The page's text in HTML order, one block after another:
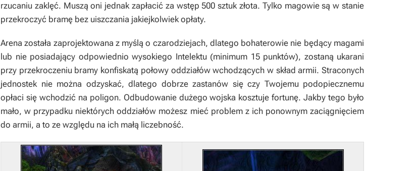
rzucaniu zaklęć. Muszą oni jednak zapłacić za wstęp 500 sztuk złota. Tylko magowie są w stanie
przekroczyć bramę bez uiszczania jakiejkolwiek opłaty.
Arena została zaprojektowana z myślą o czarodziejach, dlatego bohaterowie nie będący magami
lub nie posiadający odpowiednio wysokiego Intelektu (minimum 15 punktów), zostaną ukarani
przy przekroczeniu bramy konfiskatą połowy oddziałów wchodzących w skład armii. Straconych
jednostek nie można odzyskać, dlatego dobrze zastanów się czy Twojemu podopiecznemu
opłaci się wchodzić na poligon. Odbudowanie dużego wojska kosztuje fortunę. Jakby tego było
mało, w przypadku niektórych oddziałów możesz mieć problem z ich ponownym zaciągnięciem
do armii, a to ze względu na ich małą liczebność.